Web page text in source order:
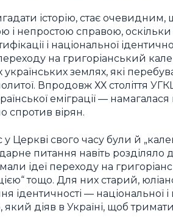
історію, стає
і непростою справою,
і національної
на григоріанський
українських землях, які
Впродовж ХХ століття
еміграції —
спротив вірян.
у Церкві свого часу були й
питання навіть розділяло
ідеї переходу на
тощо. Для них старий,
ідентичності — національної
який діяв в Україні, щоб